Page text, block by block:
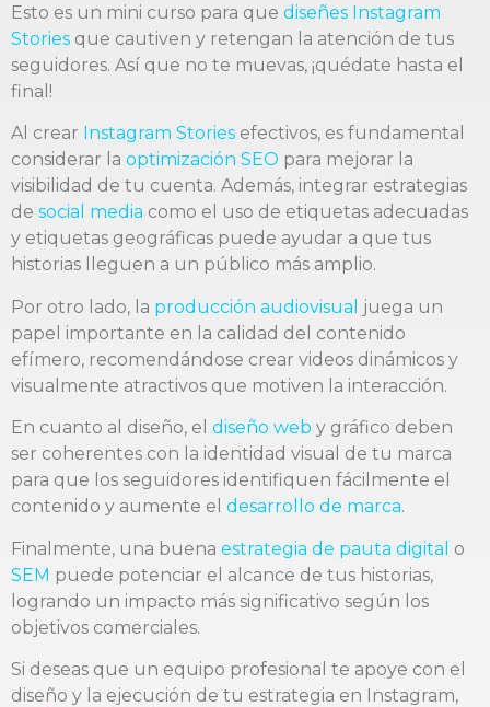
Esto es un mini curso para que diseñes Instagram
Stories que cautiven y retengan la atención de tus
seguidores. Así que no te muevas, ¡quédate hasta el
final!
Al crear Instagram Stories efectivos, es fundamental
considerar la optimización SEO para mejorar la
visibilidad de tu cuenta. Además, integrar estrategias
de social media como el uso de etiquetas adecuadas
y etiquetas geográficas puede ayudar a que tus
historias lleguen a un público más amplio.
Por otro lado, la producción audiovisual
juega un
papel importante en la calidad del contenido
efímero, recomendándose crear videos dinámicos y
visualmente atractivos que motiven la interacción.
En cuanto al diseño, el diseño web y gráfico deben
ser coherentes con la identidad visual de tu marca
para que los seguidores identifiquen fácilmente el
contenido y aumente el desarrollo de marca.
Finalmente, una buena estrategia de pauta digital o
SEM puede potenciar el alcance de tus historias,
logrando un impacto más significativo según los
objetivos comerciales.
Si deseas que un equipo profesional te apoye con el
diseño y la ejecución de tu estrategia en Instagram,